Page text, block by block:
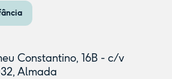
Constantino, 16B - c/v
Almada